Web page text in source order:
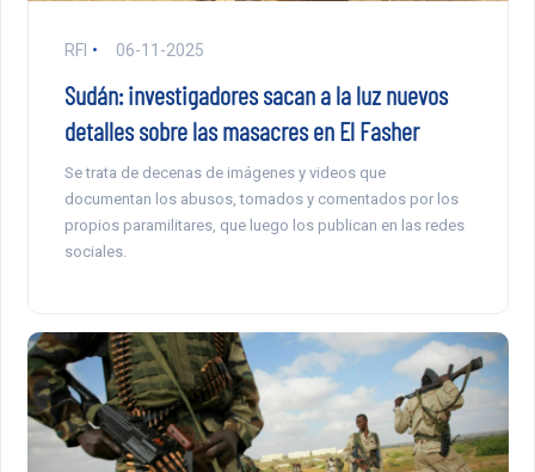
RFI 06-11-2025
Sudán: investigadores sacan a la luz nuevos
detalles sobre las masacres en El Fasher
Se trata de decenas de imágenes y videos que
documentan los abusos, tomados y comentados por los
propios paramilitares, que luego los publican en las redes
sociales.